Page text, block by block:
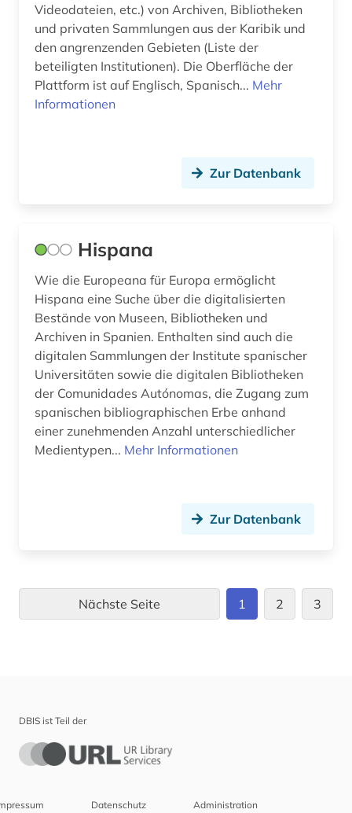
Videodateien, etc.) von Archiven, Bibliotheken
und privaten Sammlungen aus der Karibik und
den angrenzenden Gebieten (Liste der
beteiligten Institutionen). Die Oberfläche der
Plattform ist auf Englisch, Spanisch... Mehr
Informationen
Zur Datenbank
Hispana
Wie die Europeana für Europa ermöglicht
Hispana eine Suche über die digitalisierten
Bestände von Museen, Bibliotheken und
Archiven in Spanien. Enthalten sind auch die
digitalen Sammlungen der Institute spanischer
Universitäten sowie die digitalen Bibliotheken
der Comunidades Autónomas, die Zugang zum
spanischen bibliographischen Erbe anhand
einer zunehmenden Anzahl unterschiedlicher
Medientypen... Mehr Informationen
Zur Datenbank
Nächste Seite 1 2 3
DBIS ist Teil der
Datenschutz Administration